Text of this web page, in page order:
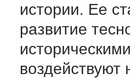
истории. Ее
развитие
воздействуют